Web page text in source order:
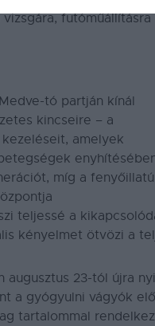
futóműállításra
tó partján kínál
kincseire – a
amelyek
míg a fenyőillatú
teljessé a
kényelmet ötvözi a
23-tól újra
a gyógyulni vágyók
tartalommal